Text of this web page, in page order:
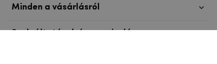
Minden a vásárlásról